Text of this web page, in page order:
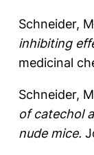
Schneider,
inhibiting
medicinal
Schneider,
of catechol
nude mice.